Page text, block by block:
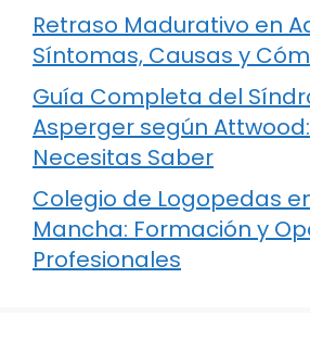
Retraso Madurativo en
Síntomas, Causas y
Guía Completa del
Asperger según
Necesitas Saber
Colegio de Logopedas
Mancha: Formación y
Profesionales